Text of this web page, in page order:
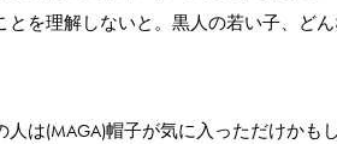
を理解しないと。黒人の若い子、ど
は(MAGA)帽子が気に入っただけかも